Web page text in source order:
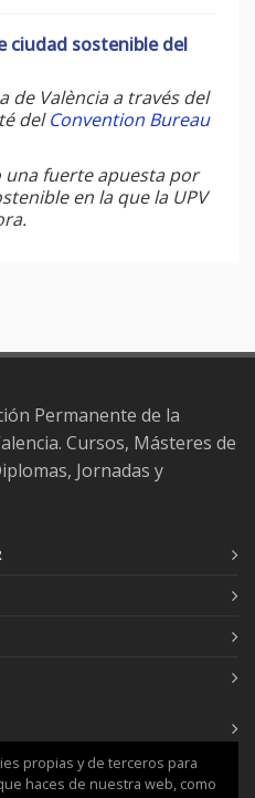
ciudad sostenible del
de València a través del
delConvention Bureau
una fuerte apuesta por
en la que la UPV
Permanente de la
Cursos, Másteres de
Jornadas y
propias y de terceros para
haces de nuestra web, como